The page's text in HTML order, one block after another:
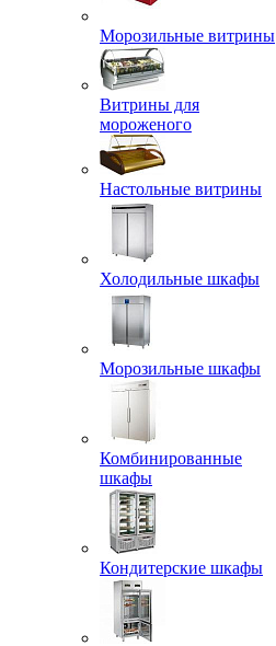
Морозильные витрины
Витрины для
мороженого
Настольные витрины
Холодильные шкафы
Морозильные шкафы
Комбинированные
шкафы
Кондитерские шкафы